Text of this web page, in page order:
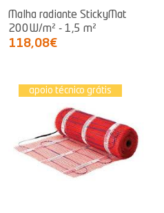
Malha radiante StickyMat
200W/m² - 1,5 m²
118,08€
apoio técnico grátis